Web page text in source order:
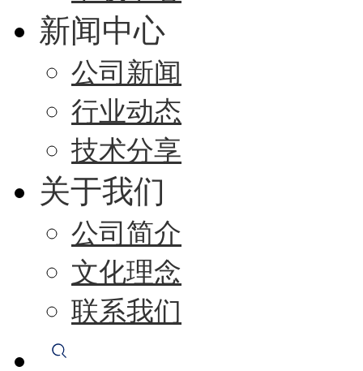
新闻中心
公司新闻
行业动态
技术分享
关于我们
公司简介
文化理念
联系我们